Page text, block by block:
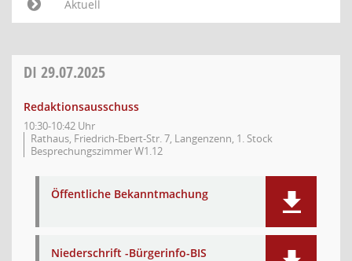
Aktuell
DI 29.07.2025
Redaktionsausschuss
10:30-10:42 Uhr
Rathaus, Friedrich-Ebert-Str. 7, Langenzenn, 1. Stock
Besprechungszimmer W1.12
Öffentliche Bekanntmachung
Niederschrift -Bürgerinfo-BIS